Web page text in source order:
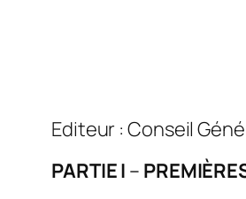
Editeur : Conseil
PARTIE I –